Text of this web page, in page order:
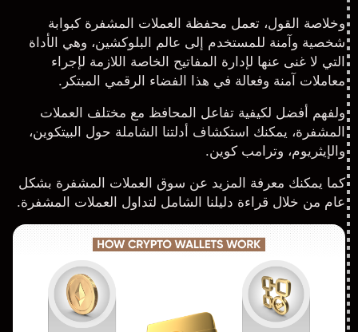
وخلاصة القول، تعمل محفظة العملات المشفرة كبوابة
شخصية وآمنة للمستخدم إلى عالم البلوكشين، وهي الأداة
التي لا غنى عنها لإدارة المفاتيح الخاصة اللازمة لإجراء
معاملات آمنة وفعالة في هذا الفضاء الرقمي المبتكر.
ولفهم أفضل لكيفية تفاعل المحافظ مع مختلف العملات
المشفرة، يمكنك استكشاف أدلتنا الشاملة حول البيتكوين،
والإيثريوم، وترامب كوين.
كما يمكنك معرفة المزيد عن سوق العملات المشفرة بشكل
عام من خلال قراءة دليلنا الشامل لتداول العملات المشفرة.